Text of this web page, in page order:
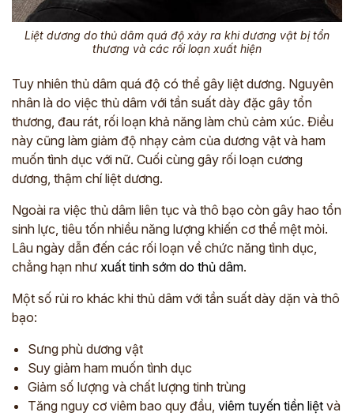
Liệt dương do thủ dâm quá độ xảy ra khi dương vật bị tổn
thương và các rối loạn xuất hiện
Tuy nhiên thủ dâm quá độ có thể gây liệt dương. Nguyên
nhân là do việc thủ dâm với tần suất dày đặc gây tổn
thương, đau rát, rối loạn khả năng làm chủ cảm xúc. Điều
này cũng làm giảm độ nhạy cảm của dương vật và ham
muốn tình dục với nữ. Cuối cùng gây rối loạn cương
dương, thậm chí liệt dương.
Ngoài ra việc thủ dâm liên tục và thô bạo còn gây hao tổn
sinh lực, tiêu tốn nhiều năng lượng khiến cơ thể mệt mỏi.
Lâu ngày dẫn đến các rối loạn về chức năng tình dục,
chẳng hạn như xuất tinh sớm do thủ dâm.
Một số rủi ro khác khi thủ dâm với tần suất dày dặn và thô
bạo:
Sưng phù dương vật
Suy giảm ham muốn tình dục
Giảm số lượng và chất lượng tinh trùng
Tăng nguy cơ viêm bao quy đầu, viêm tuyến tiền liệt và